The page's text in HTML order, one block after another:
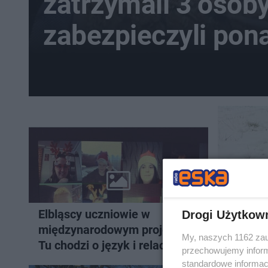
zabezpieczyli
Elbląscy uczniowie w
międzynarodowym projekcie.
Tu chodzi o język i relacje
walczy
Drogi
My, naszych 1162
przechowujemy
standardowe